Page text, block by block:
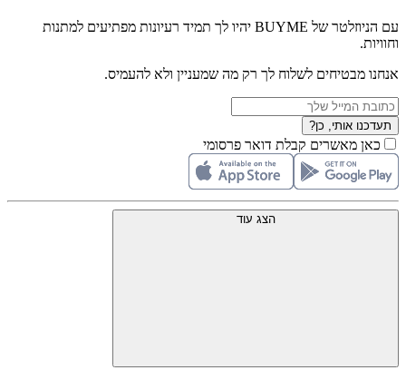
עם הניוזלטר של BUYME יהיו לך תמיד רעיונות מפתיעים למתנות
וחוויות.
אנחנו מבטיחים לשלוח לך רק מה שמעניין ולא להעמיס.
תעדכנו אותי, כן?
כאן מאשרים קבלת דואר פרסומי
הצג עוד